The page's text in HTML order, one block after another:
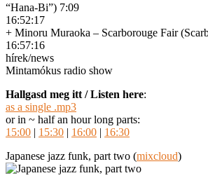
“Hana-Bi”) 7:09
16:52:17
+ Minoru Muraoka – Scarborouge Fair
16:57:16
hírek/news
Mintamókus radio show
Hallgasd meg itt / Listen here:
as a single .mp3
or in ~ half an hour long parts:
15:00 | 15:30 | 16:00 | 16:30
Japanese jazz funk, part two (mixcloud)